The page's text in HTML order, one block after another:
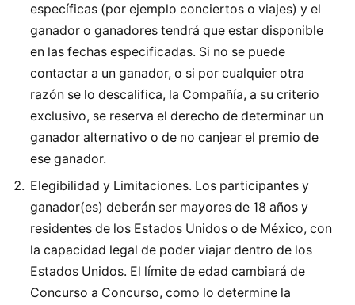
específicas (por ejemplo conciertos o viajes) y el
ganador o ganadores tendrá que estar disponible
en las fechas especificadas. Si no se puede
contactar a un ganador, o si por cualquier otra
razón se lo descalifica, la Compañía, a su criterio
exclusivo, se reserva el derecho de determinar un
ganador alternativo o de no canjear el premio de
ese ganador.
Elegibilidad y Limitaciones. Los participantes y
ganador(es) deberán ser mayores de 18 años y
residentes de los Estados Unidos o de México, con
la capacidad legal de poder viajar dentro de los
Estados Unidos. El límite de edad cambiará de
Concurso a Concurso, como lo determine la